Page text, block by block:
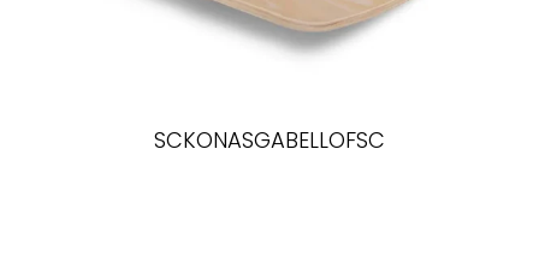
SCKONASGABELLOFSC